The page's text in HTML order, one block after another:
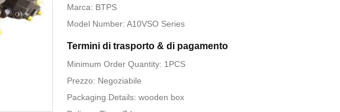
Marca: BTPS
Model Number: A10VSO Series
Termini di trasporto & di pagamento
Minimum Order Quantity: 1PCS
Prezzo: Negoziabile
Packaging Details: wooden box